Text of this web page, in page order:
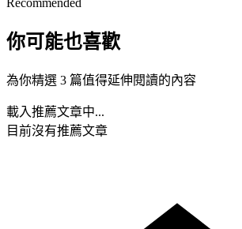
你可能也喜歡
為你精選 3 篇值得延伸閱讀的內容
載入推薦文章中...
目前沒有推薦文章